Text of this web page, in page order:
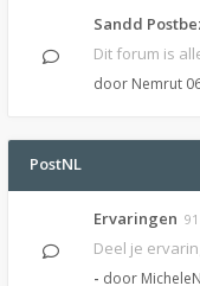
Sandd
Dit forum is
door Nemrut
PostNL
Ervaringen
Deel je
- door